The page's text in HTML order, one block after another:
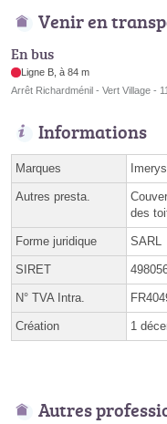
Venir en
En bus
Ligne B, à 84 m
Arrêt Richardménil - Vert Village -
Informations
Marques
Autres presta.
des
Forme juridique SARL
SIRET
N° TVA Intra.
Création 1
Autres